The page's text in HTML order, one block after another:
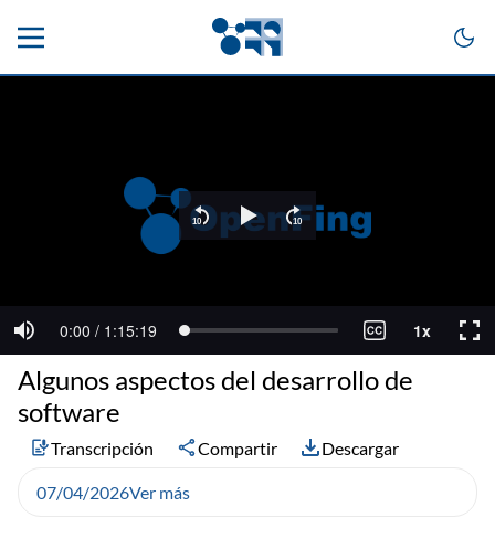
Algunos aspectos del desarrollo de
software
Transcripción Compartir Descargar
07/04/2026Ver más